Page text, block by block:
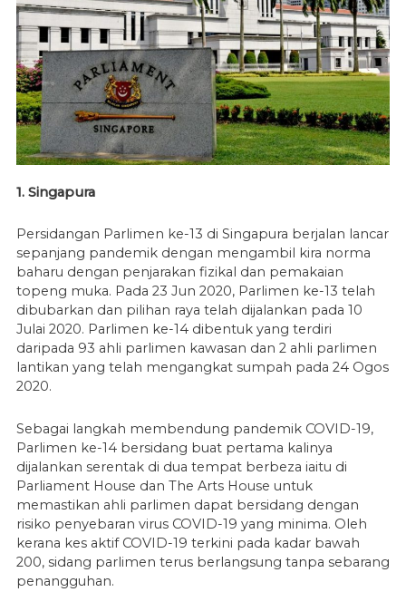
1. Singapura
Persidangan Parlimen ke-13 di Singapura berjalan lancar
sepanjang pandemik dengan mengambil kira norma
baharu dengan penjarakan fizikal dan pemakaian
topeng muka. Pada 23 Jun 2020, Parlimen ke-13 telah
dibubarkan dan pilihan raya telah dijalankan pada 10
Julai 2020. Parlimen ke-14 dibentuk yang terdiri
daripada 93 ahli parlimen kawasan dan 2 ahli parlimen
lantikan yang telah mengangkat sumpah pada 24 Ogos
2020.
Sebagai langkah membendung pandemik COVID-19,
Parlimen ke-14 bersidang buat pertama kalinya
dijalankan serentak di dua tempat berbeza iaitu di
Parliament House dan The Arts House untuk
memastikan ahli parlimen dapat bersidang dengan
risiko penyebaran virus COVID-19 yang minima. Oleh
kerana kes aktif COVID-19 terkini pada kadar bawah
200, sidang parlimen terus berlangsung tanpa sebarang
penangguhan.